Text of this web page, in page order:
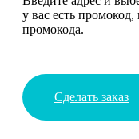
у вас есть
промокода.
Сделать заказ